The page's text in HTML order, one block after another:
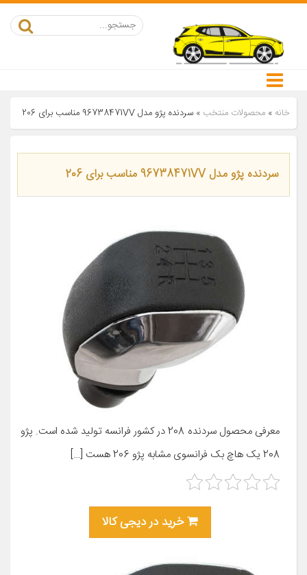
خانه » محصولات منتخب » سردنده پژو مدل 96738471VV مناسب برای 206
سردنده پژو مدل 96738471VV مناسب برای 206
معرفی محصول سردنده 208 در کشور فرانسه تولید شده است. پژو
208 یک هاچ بک فرانسوی مشابه پژو 206 هست […]
خرید در دیجی کالا